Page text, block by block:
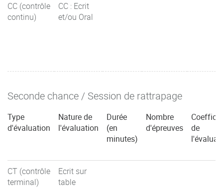
CC (contrôle
continu)
CC : Ecrit
et/ou Oral
Seconde chance / Session de rattrapage
Type
d'évaluation
Nature de
l'évaluation
Durée
(en
minutes)
Nombre
d'épreuves
de
CT (contrôle
terminal)
Ecrit sur
table